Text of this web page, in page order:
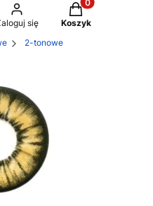
się
Produkty w
Koszyk
2-tonowe